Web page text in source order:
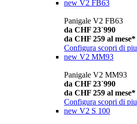
new V2 FB63
Panigale V2 FB63
da CHF 23´990
da CHF 259 al mese*
Configura scopri di piu
new V2 MM93
Panigale V2 MM93
da CHF 23´990
da CHF 259 al mese*
Configura scopri di piu
new V2 S 100